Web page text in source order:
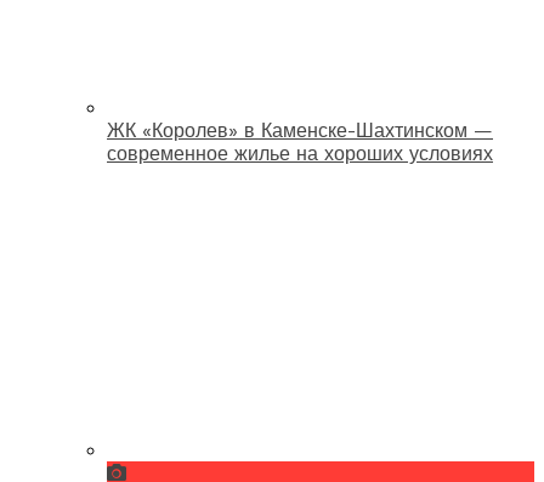
ЖК «Королев» в Каменске-Шахтинском —
современное жилье на хороших условиях